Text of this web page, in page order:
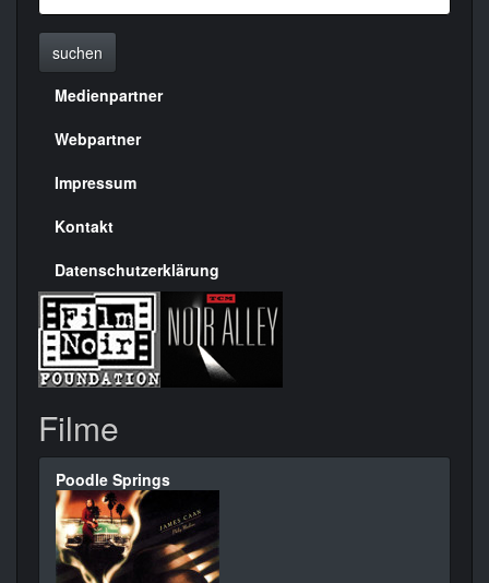
suchen
Menülinks
rechte
Seite
Medienpartner
Webpartner
Impressum
Kontakt
Datenschutzerklärung
Filme
Poodle Springs